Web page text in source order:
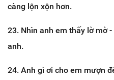
càng lộn xộn hơn.
23. Nhìn anh em thấy lờ mờ
anh.
24. Anh gì ơi cho em mượn